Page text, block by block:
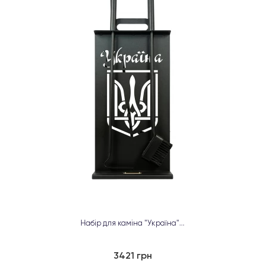
Набір для каміна "Україна"...
3421 грн